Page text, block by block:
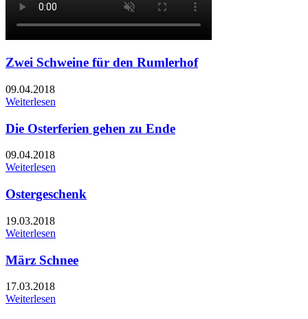
Zwei Schweine für den Rumlerhof
09.04.2018
Weiterlesen
Die Osterferien gehen zu Ende
09.04.2018
Weiterlesen
Ostergeschenk
19.03.2018
Weiterlesen
März Schnee
17.03.2018
Weiterlesen